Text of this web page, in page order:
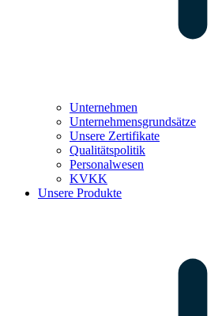
Unternehmen
Unternehmensgrundsätze
Unsere Zertifikate
Qualitätspolitik
Personalwesen
KVKK
Unsere Produkte